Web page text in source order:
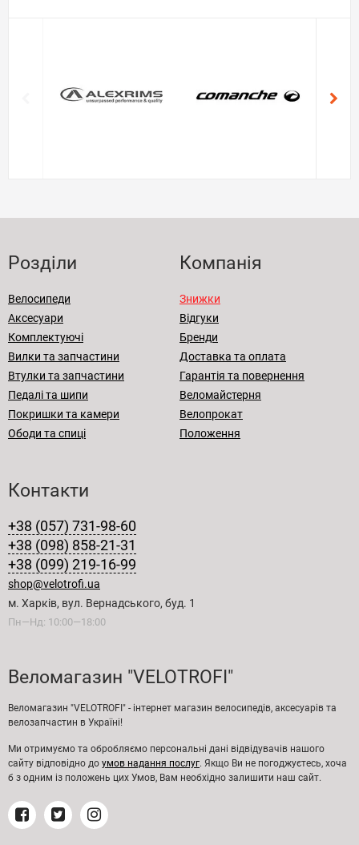
Розділи
Велосипеди
Аксесуари
Комплектуючі
Вилки та запчастини
Втулки та запчастини
Педалі та шипи
Покришки та камери
Ободи та спиці
Компанія
Знижки
Відгуки
Бренди
Доставка та оплата
Гарантія та повернення
Веломайстерня
Велопрокат
Положення
Контакти
+38 (057) 731-98-60
+38 (098) 858-21-31
+38 (099) 219-16-99
shop@velotrofi.ua
м. Харків, вул. Вернадського, буд. 1
Пн—Нд: 10:00—18:00
Веломагазин "VELOTROFI"
Веломагазин "VELOTROFI" - інтернет магазин велосипедів, аксесуарів та
велозапчастин в Україні!
Ми отримуємо та обробляємо персональні дані відвідувачів нашого
сайту відповідно до умов надання послуг. Якщо Ви не погоджуєтесь, хоча
б з одним із положень цих Умов, Вам необхідно залишити наш сайт.